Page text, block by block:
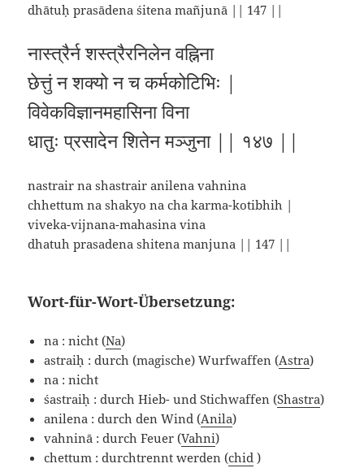
dhātuḥ prasādena śitena mañjunā || 147 ||
नास्त्रैर्न शस्त्रैरनिलेन वह्निना
छेत्तुं न शक्यो न च कर्मकोटिभिः |
विवेकविज्ञानमहासिना विना
धातुः प्रसादेन शितेन मञ्जुना || १४७ ||
nastrair na shastrair anilena vahnina
chhettum na shakyo na cha karma-kotibhih |
viveka-vijnana-mahasina vina
dhatuh prasadena shitena manjuna || 147 ||
Wort-für-Wort-Übersetzung:
na : nicht (Na)
astraiḥ : durch (magische) Wurfwaffen (Astra)
na : nicht
śastraiḥ : durch Hieb- und Stichwaffen (Shastra)
anilena : durch den Wind (Anila)
vahninā : durch Feuer (Vahni)
chettum : durchtrennt werden (chid )